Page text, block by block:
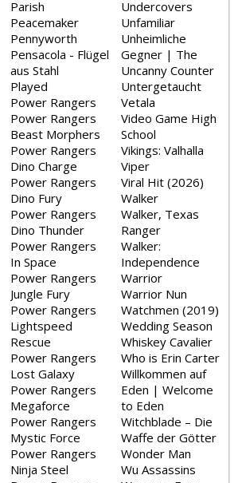
Parish
Peacemaker
Pennyworth
Pensacola - Flügel
aus Stahl
Played
Power Rangers
Power Rangers
Beast Morphers
Power Rangers
Dino Charge
Power Rangers
Dino Fury
Power Rangers
Dino Thunder
Power Rangers
In Space
Power Rangers
Jungle Fury
Power Rangers
Lightspeed
Rescue
Power Rangers
Lost Galaxy
Power Rangers
Megaforce
Power Rangers
Mystic Force
Power Rangers
Ninja Steel
Undercovers
Unfamiliar
Unheimliche
Gegner | The
Uncanny Counter
Untergetaucht
Vetala
Video Game High
School
Vikings: Valhalla
Viper
Viral Hit (2026)
Walker
Walker, Texas
Ranger
Walker:
Independence
Warrior
Warrior Nun
Watchmen (2019)
Wedding Season
Whiskey Cavalier
Who is Erin Carter
Willkommen auf
Eden | Welcome
to Eden
Witchblade – Die
Waffe der Götter
Wonder Man
Wu Assassins